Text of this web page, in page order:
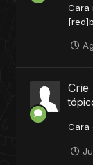
Cara
Crie
Cara